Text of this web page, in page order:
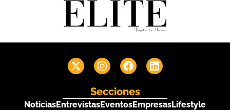
Secciones
NoticiasEntrevistasEventosEmpresasLifestyle